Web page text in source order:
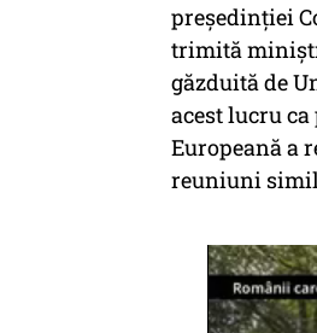
președinției
trimită
găzduită de
acest lucru ca
Europeană a
reuniuni